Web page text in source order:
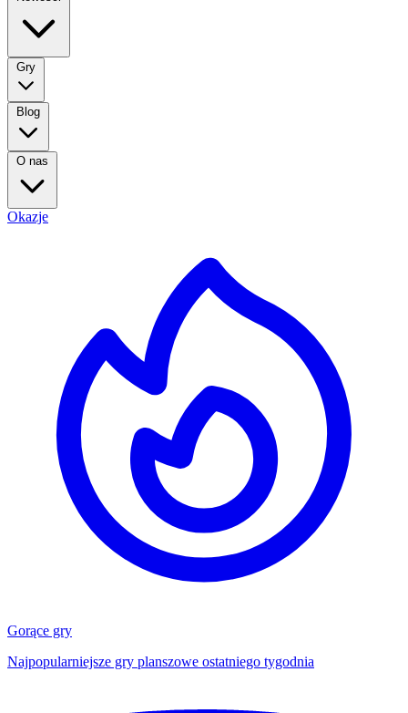
Gry
Blog
O nas
Okazje
Gorące gry
Najpopularniejsze gry planszowe ostatniego tygodnia